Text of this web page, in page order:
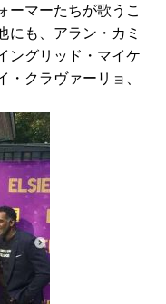
ーマーたちが歌うこ
にも、アラン・カミ
ングリッド・マイケ
クラヴァーリョ、